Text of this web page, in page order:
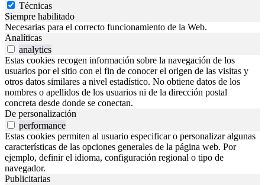
Técnicas
Siempre habilitado
Necesarias para el correcto funcionamiento de la Web.
Analíticas
analytics
Estas cookies recogen información sobre la navegación de los
usuarios por el sitio con el fin de conocer el origen de las visitas y
otros datos similares a nivel estadístico. No obtiene datos de los
nombres o apellidos de los usuarios ni de la dirección postal
concreta desde donde se conectan.
De personalización
performance
Estas cookies permiten al usuario especificar o personalizar algunas
características de las opciones generales de la página web. Por
ejemplo, definir el idioma, configuración regional o tipo de
navegador.
Publicitarias